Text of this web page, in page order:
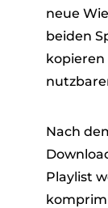
neue
beiden
kopieren
Nach
Playlist